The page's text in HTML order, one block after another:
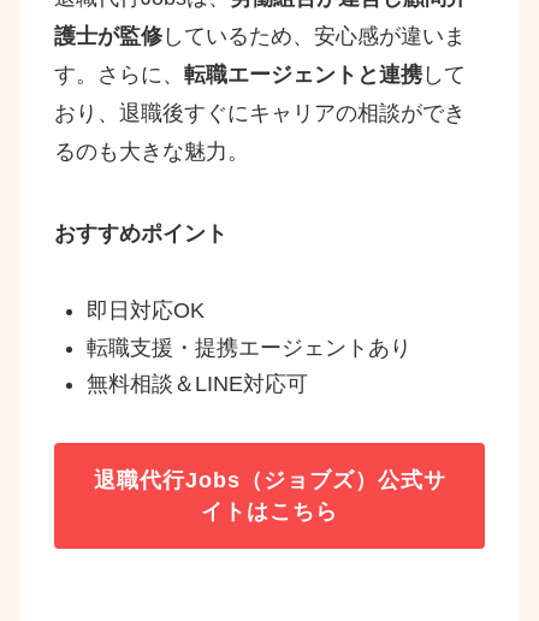
護士が監修しているため、安心感が違いま
す。さらに、 転職エージェントと連携して
おり、退職後すぐにキャリアの相談ができ
るのも大きな魅力。
おすすめポイント
即日対応OK
転職支援・提携エージェントあり
無料相談＆LINE対応可
退職代行Jobs（ジョブズ） 公式サ
イトはこちら